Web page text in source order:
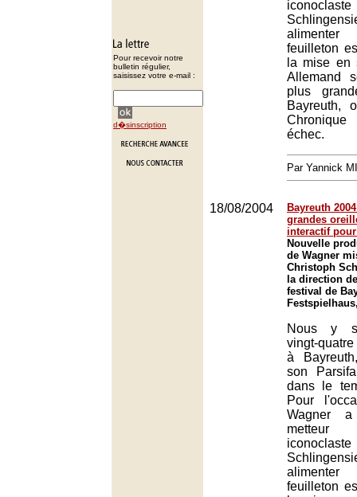
Pour recevoir notre
bulletin régulier,
saisissez votre e-mail :
d�sinscription
feuilleton
la mise en
Allemand
plus
Bayreuth,
échec.
Par Yannick
18/08/2004
Bayreuth
grandes
interactif
Nouvelle
de Wagner
Christoph
la direction
festival de
Nous y
vingt-
à
son
dans le
Pour
Wagner
feuilleton